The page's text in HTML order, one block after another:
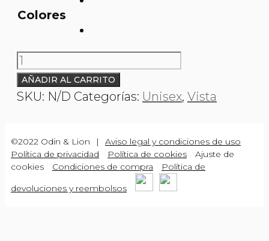
Colores
O&L
0096154
cantidad
AÑADIR AL CARRITO
SKU: N/D Categorías: Unisex, Vista
©2022 Odin & Lion |
Aviso legal y condiciones de uso
Política de privacidad
Política de cookies
Ajuste de
cookies
Condiciones de compra
Política de
devoluciones y reembolsos